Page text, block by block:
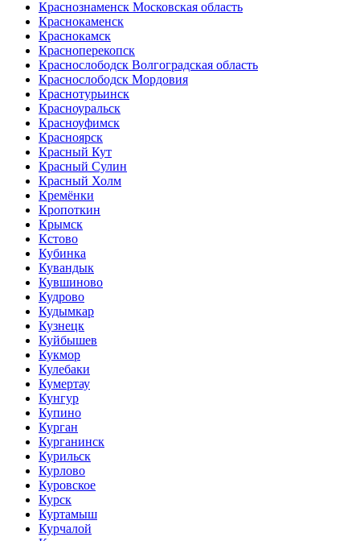
Краснознаменск Московская область
Краснокаменск
Краснокамск
Красноперекопск
Краснослободск Волгоградская область
Краснослободск Мордовия
Краснотурьинск
Красноуральск
Красноуфимск
Красноярск
Красный Кут
Красный Сулин
Красный Холм
Кремёнки
Кропоткин
Крымск
Кстово
Кубинка
Кувандык
Кувшиново
Кудрово
Кудымкар
Кузнецк
Куйбышев
Кукмор
Кулебаки
Кумертау
Кунгур
Купино
Курган
Курганинск
Курильск
Курлово
Куровское
Курск
Куртамыш
Курчалой